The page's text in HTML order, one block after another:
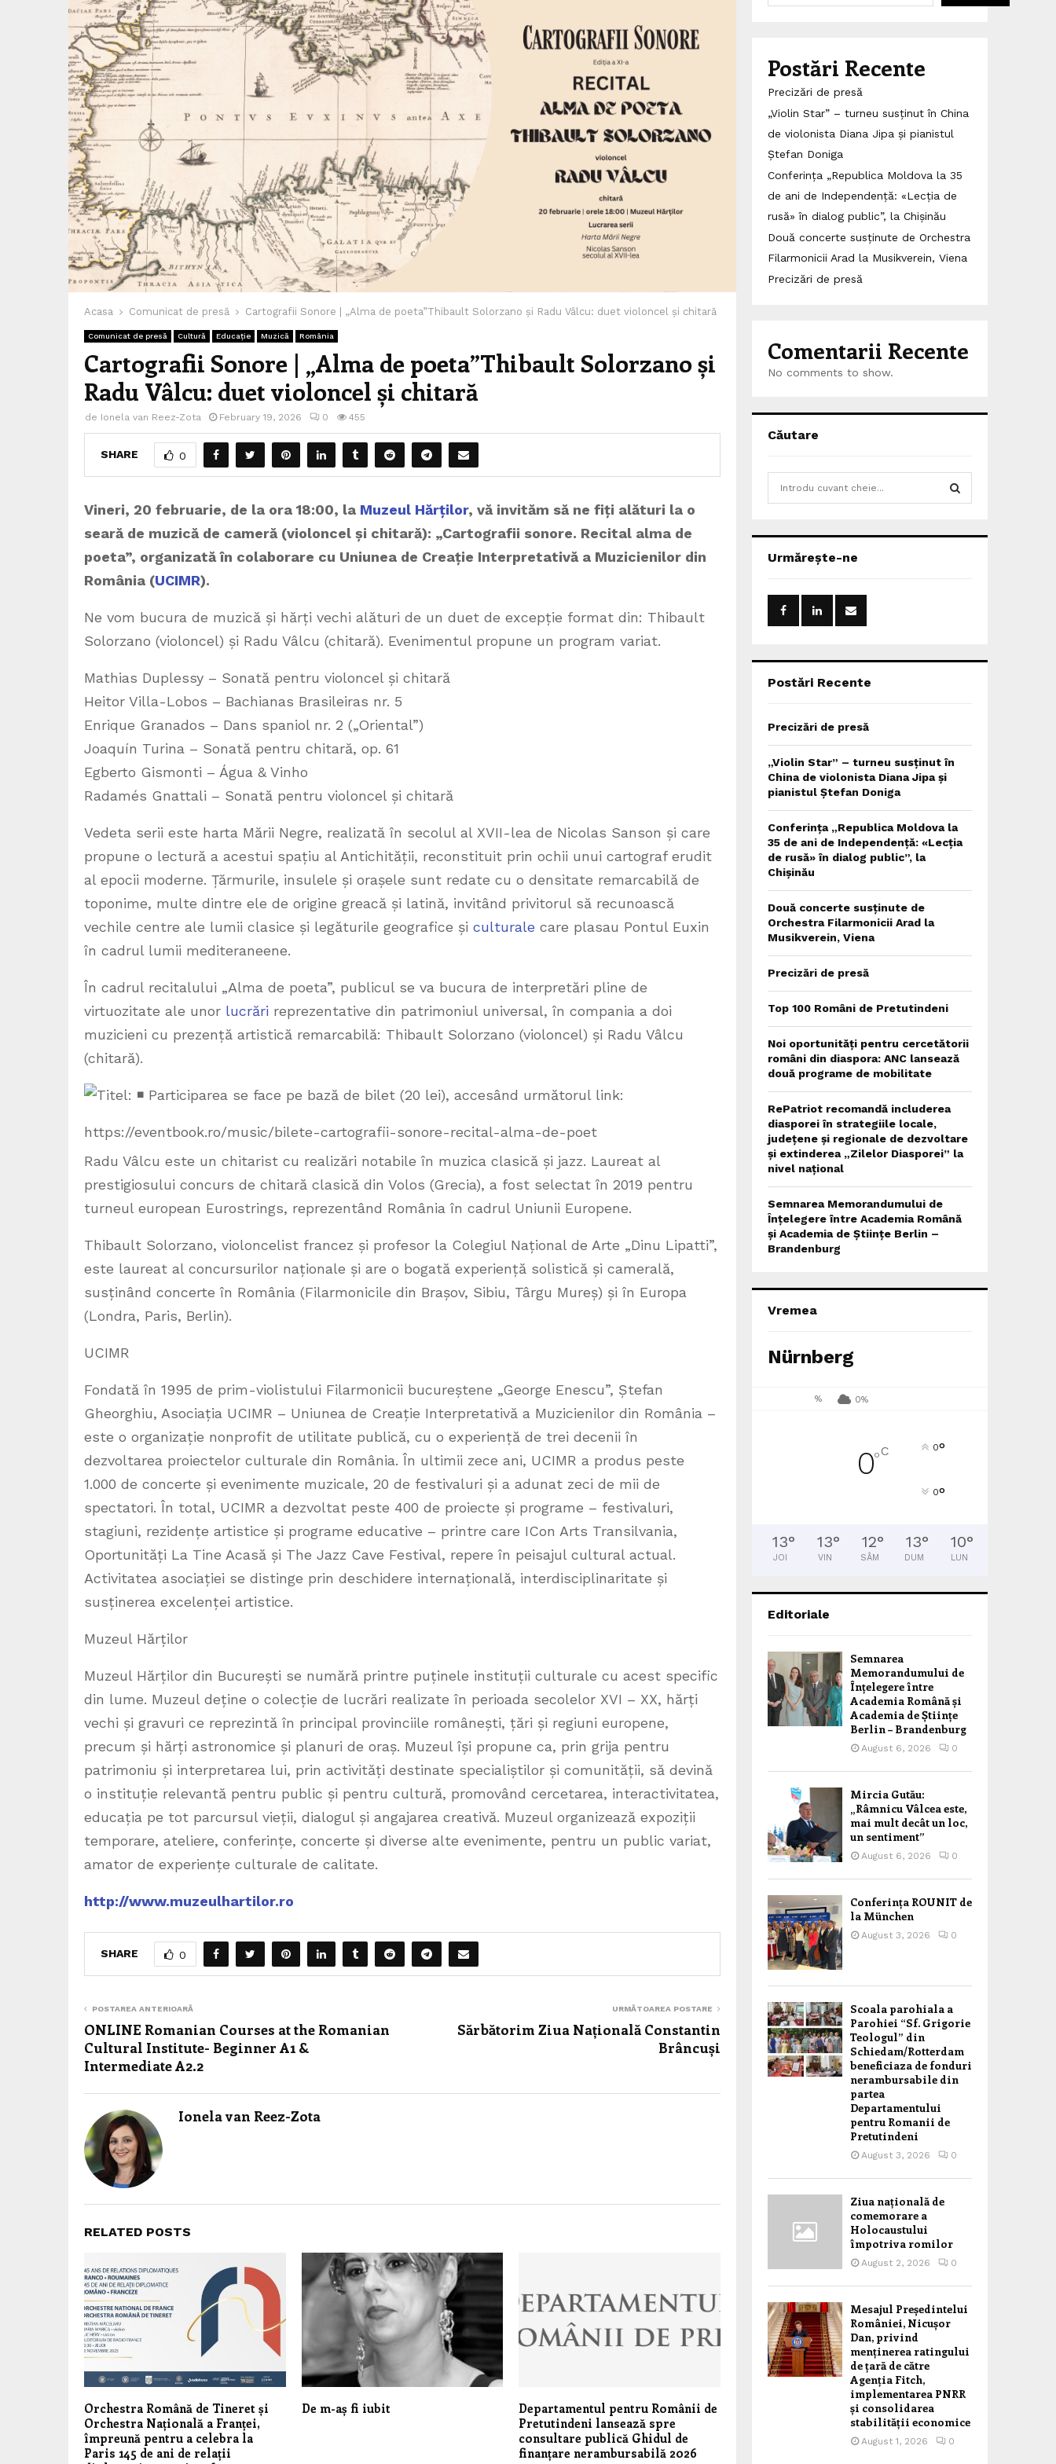
Acasa Comunicat de presă Cartografii Sonore | „Alma de poeta”Thibault Solorzano și Radu Vâlcu: duet violoncel și chitară
Comunicat de presă Cultură Educație Muzică România
Cartografii Sonore | „Alma de poeta”Thibault Solorzano și
Radu Vâlcu: duet violoncel și chitară
de Ionela van Reez-Zota February 19, 2026 0 455
SHARE 0
Vineri, 20 februarie, de la ora 18:00, la Muzeul Hărților, vă invităm să ne fiți alături la o
seară de muzică de cameră (violoncel și chitară): „Cartografii sonore. Recital alma de
poeta”, organizată în colaborare cu Uniunea de Creație Interpretativă a Muzicienilor din
România (UCIMR).
Ne vom bucura de muzică și hărți vechi alături de un duet de excepție format din: Thibault
Solorzano (violoncel) și Radu Vâlcu (chitară). Evenimentul propune un program variat.
Mathias Duplessy – Sonată pentru violoncel și chitară
Heitor Villa-Lobos – Bachianas Brasileiras nr. 5
Enrique Granados – Dans spaniol nr. 2 („Oriental”)
Joaquín Turina – Sonată pentru chitară, op. 61
Egberto Gismonti – Água & Vinho
Radamés Gnattali – Sonată pentru violoncel și chitară
Vedeta serii este harta Mării Negre, realizată în secolul al XVII-lea de Nicolas Sanson și care
propune o lectură a acestui spațiu al Antichității, reconstituit prin ochii unui cartograf erudit
al epocii moderne. Țărmurile, insulele și orașele sunt redate cu o densitate remarcabilă de
toponime, multe dintre ele de origine greacă și latină, invitând privitorul să recunoască
vechile centre ale lumii clasice și legăturile geografice și culturale care plasau Pontul Euxin
în cadrul lumii mediteraneene.
În cadrul recitalului „Alma de poeta”, publicul se va bucura de interpretări pline de
virtuozitate ale unor lucrări reprezentative din patrimoniul universal, în compania a doi
muzicieni cu prezență artistică remarcabilă: Thibault Solorzano (violoncel) și Radu Vâlcu
(chitară).
Participarea se face pe bază de bilet (20 lei), accesând următorul link:
https://eventbook.ro/music/bilete-cartografii-sonore-recital-alma-de-poet
Radu Vâlcu este un chitarist cu realizări notabile în muzica clasică și jazz. Laureat al
prestigiosului concurs de chitară clasică din Volos (Grecia), a fost selectat în 2019 pentru
turneul european Eurostrings, reprezentând România în cadrul Uniunii Europene.
Thibault Solorzano, violoncelist francez și profesor la Colegiul Național de Arte „Dinu Lipatti”,
este laureat al concursurilor naționale și are o bogată experiență solistică și camerală,
susținând concerte în România (Filarmonicile din Brașov, Sibiu, Târgu Mureș) și în Europa
(Londra, Paris, Berlin).
UCIMR
Fondată în 1995 de prim-violistului Filarmonicii bucureștene „George Enescu”, Ștefan
Gheorghiu, Asociația UCIMR – Uniunea de Creație Interpretativă a Muzicienilor din România –
este o organizație nonprofit de utilitate publică, cu o experiență de trei decenii în
dezvoltarea proiectelor culturale din România. În ultimii zece ani, UCIMR a produs peste
1.000 de concerte și evenimente muzicale, 20 de festivaluri și a adunat zeci de mii de
spectatori. În total, UCIMR a dezvoltat peste 400 de proiecte și programe – festivaluri,
stagiuni, rezidențe artistice și programe educative – printre care ICon Arts Transilvania,
Oportunități La Tine Acasă și The Jazz Cave Festival, repere în peisajul cultural actual.
Activitatea asociației se distinge prin deschidere internațională, interdisciplinaritate și
susținerea excelenței artistice.
Muzeul Hărților
Muzeul Hărților din București se numără printre puținele instituții culturale cu acest specific
din lume. Muzeul deține o colecție de lucrări realizate în perioada secolelor XVI – XX, hărți
vechi și gravuri ce reprezintă în principal provinciile românești, țări și regiuni europene,
precum și hărți astronomice și planuri de oraș. Muzeul își propune ca, prin grija pentru
patrimoniu și interpretarea lui, prin activități destinate specialiștilor și comunității, să devină
o instituție relevantă pentru public și pentru cultură, promovând cercetarea, interactivitatea,
educația pe tot parcursul vieții, dialogul și angajarea creativă. Muzeul organizează expoziții
temporare, ateliere, conferințe, concerte și diverse alte evenimente, pentru un public variat,
amator de experiențe culturale de calitate.
http://www.muzeulhartilor.ro
SHARE 0
POSTAREA ANTERIOARĂ
ONLINE Romanian Courses at the Romanian
Cultural Institute- Beginner A1 &
Intermediate A2.2
URMĂTOAREA POSTARE
Sărbătorim Ziua Națională Constantin
Brâncuși
Ionela van Reez-Zota
RELATED POSTS
Orchestra Română de Tineret și
Orchestra Națională a Franței,
împreună pentru a celebra la
Paris 145 de ani de relații
De m-aș fi iubit
Departamentul pentru Românii de
Pretutindeni lansează spre
consultare publică Ghidul de
finanțare nerambursabilă 2026
Postări Recente
Precizări de presă
„Violin Star” – turneu susținut în China
de violonista Diana Jipa și pianistul
Ștefan Doniga
Conferința „Republica Moldova la 35
de ani de Independență: «Lecția de
rusă» în dialog public”, la Chișinău
Două concerte susținute de Orchestra
Filarmonicii Arad la Musikverein, Viena
Precizări de presă
Comentarii Recente
No comments to show.
Căutare
h
o
:
Urmărește-ne
Postări Recente
Precizări de presă
„Violin Star” – turneu susținut în
China de violonista Diana Jipa și
pianistul Ștefan Doniga
Conferința „Republica Moldova la
35 de ani de Independență: «Lecția
de rusă» în dialog public”, la
Chișinău
Două concerte susținute de
Orchestra Filarmonicii Arad la
Musikverein, Viena
Precizări de presă
Top 100 Români de Pretutindeni
Noi oportunități pentru cercetătorii
români din diaspora: ANC lansează
două programe de mobilitate
RePatriot recomandă includerea
diasporei în strategiile locale,
județene și regionale de dezvoltare
și extinderea „Zilelor Diasporei” la
nivel național
Semnarea Memorandumului de
Înțelegere între Academia Română
și Academia de Științe Berlin –
Brandenburg
Vremea
Nürnberg
% 0%
0°C 0°
0°
13°
JOI
13°
VIN
12°
SÂM
13°
DUM
10°
LUN
Editoriale
Semnarea
Memorandumului de
Înțelegere între
Academia Română și
Academia de Științe
Berlin – Brandenburg
August 6, 2026 0
Mircia Gutău:
„Râmnicu Vâlcea este,
mai mult decât un loc,
un sentiment”
August 6, 2026 0
Conferința ROUNIT de
la München
August 3, 2026 0
Scoala parohiala a
Parohiei “Sf. Grigorie
Teologul” din
Schiedam/Rotterdam
beneficiaza de fonduri
nerambursabile din
partea
Departamentului
pentru Romanii de
Pretutindeni
August 3, 2026 0
Ziua națională de
comemorare a
Holocaustului
împotriva romilor
August 2, 2026 0
Mesajul Președintelui
României, Nicușor
Dan, privind
menținerea ratingului
de țară de către
Agenția Fitch,
implementarea PNRR
și consolidarea
stabilității economice
August 1, 2026 0